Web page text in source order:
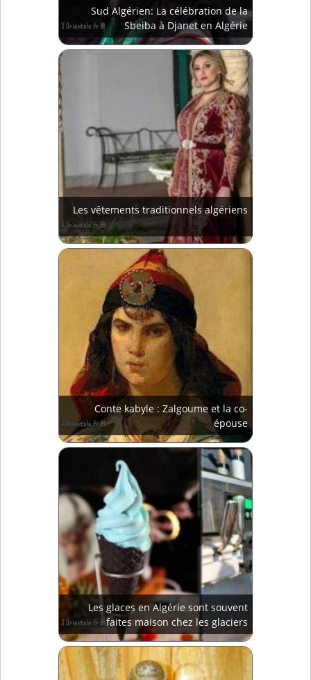
Sud Algérien: La célébration de la
Sbeiba à Djanet en Algérie
Les vêtements traditionnels algériens
Conte kabyle : Zalgoume et la co-
épouse
Les glaces en Algérie sont souvent
faites maison chez les glaciers